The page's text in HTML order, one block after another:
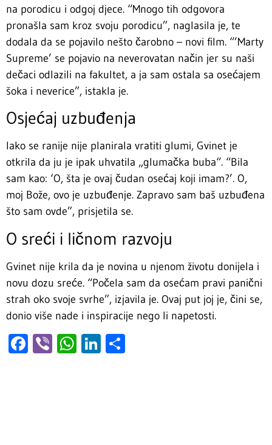
na porodicu i odgoj djece. “Mnogo tih odgovora
pronašla sam kroz svoju porodicu”, naglasila je, te
dodala da se pojavilo nešto čarobno – novi film. “’Marty
Supreme’ se pojavio na neverovatan način jer su naši
dečaci odlazili na fakultet, a ja sam ostala sa osećajem
šoka i neverice”, istakla je.
Osjećaj uzbuđenja
Iako se ranije nije planirala vratiti glumi, Gvinet je
otkrila da ju je ipak uhvatila „glumačka buba“. “Bila
sam kao: ‘O, šta je ovaj čudan osećaj koji imam?’. O,
moj Bože, ovo je uzbuđenje. Zapravo sam baš uzbuđena
što sam ovde”, prisjetila se.
O sreći i ličnom razvoju
Gvinet nije krila da je novina u njenom životu donijela i
novu dozu sreće. “Počela sam da osećam pravi panični
strah oko svoje svrhe”, izjavila je. Ovaj put joj je, čini se,
donio više nade i inspiracije nego li napetosti.
Facebook
ViberWhatsApp
LinkedIn